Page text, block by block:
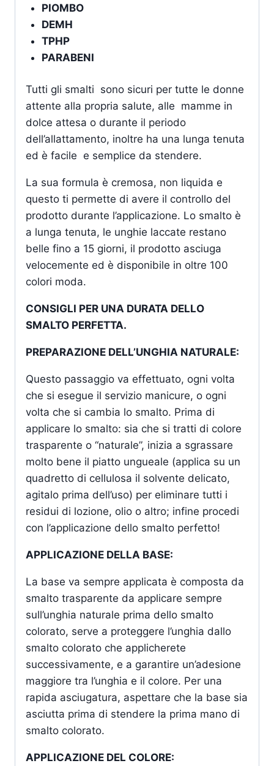
PIOMBO
DEMH
TPHP
PARABENI
Tutti gli smalti sono sicuri per tutte le donne
attente alla propria salute, alle mamme in
dolce attesa o durante il periodo
dell’allattamento, inoltre ha una lunga tenuta
ed è facile e semplice da stendere.
La sua formula è cremosa, non liquida e
questo ti permette di avere il controllo del
prodotto durante l’applicazione. Lo smalto è
a lunga tenuta, le unghie laccate restano
belle fino a 15 giorni, il prodotto asciuga
velocemente ed è disponibile in oltre 100
colori moda.
CONSIGLI PER UNA DURATA DELLO
SMALTO PERFETTA.
PREPARAZIONE DELL’UNGHIA NATURALE:
Questo passaggio va effettuato, ogni volta
che si esegue il servizio manicure, o ogni
volta che si cambia lo smalto. Prima di
applicare lo smalto: sia che si tratti di colore
trasparente o “naturale”, inizia a sgrassare
molto bene il piatto ungueale (applica su un
quadretto di cellulosa il solvente delicato,
agitalo prima dell’uso) per eliminare tutti i
residui di lozione, olio o altro; infine procedi
con l’applicazione dello smalto perfetto!
APPLICAZIONE DELLA BASE:
La base va sempre applicata è composta da
smalto trasparente da applicare sempre
sull’unghia naturale prima dello smalto
colorato, serve a proteggere l’unghia dallo
smalto colorato che applicherete
successivamente, e a garantire un’adesione
maggiore tra l’unghia e il colore. Per una
rapida asciugatura, aspettare che la base sia
asciutta prima di stendere la prima mano di
smalto colorato.
APPLICAZIONE DEL COLORE: